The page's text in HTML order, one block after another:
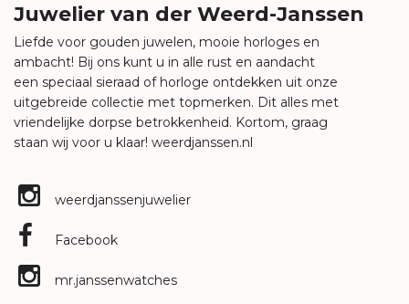
Juwelier van der Weerd-Janssen
Liefde voor gouden juwelen, mooie horloges en
ambacht! Bij ons kunt u in alle rust en aandacht
een speciaal sieraad of horloge ontdekken uit onze
uitgebreide collectie met topmerken. Dit alles met
vriendelijke dorpse betrokkenheid. Kortom, graag
staan wij voor u klaar! weerdjanssen.nl
weerdjanssenjuwelier
Facebook
mr.janssenwatches